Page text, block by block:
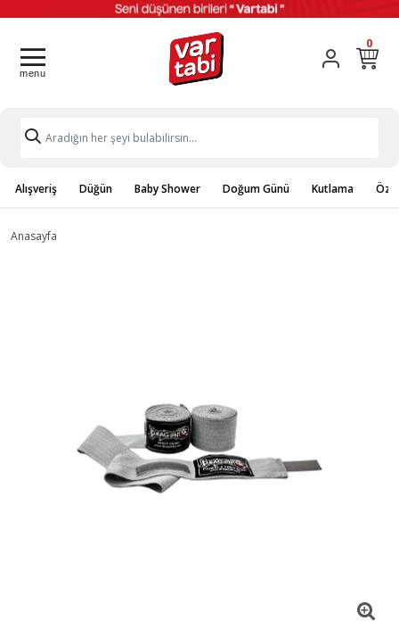
0
Alışveriş Düğün Baby Shower Doğum Günü Kutlama
Anasayfa